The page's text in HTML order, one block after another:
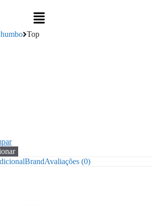
Menu
Top
BrandAvaliações (0)